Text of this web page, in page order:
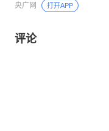
央广网 打开APP
评论